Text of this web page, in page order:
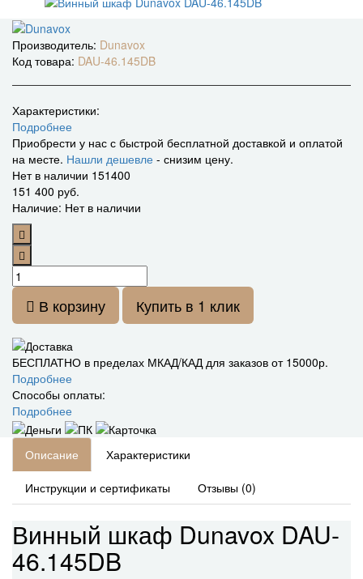
Производитель: Dunavox
Код товара: DAU-46.145DB
Характеристики:
Подробнее
Приобрести у нас с быстрой бесплатной доставкой и оплатой
на месте. Нашли дешевле - снизим цену.
Нет в наличии 151400
151 400 руб.
Наличие: Нет в наличии
В корзину Купить в 1 клик
БЕСПЛАТНО в пределах МКАД/КАД для заказов от 15000р.
Подробнее
Способы оплаты:
Подробнее
Описание Характеристики
Инструкции и сертификаты Отзывы (0)
Винный шкаф Dunavox DAU-
46.145DB